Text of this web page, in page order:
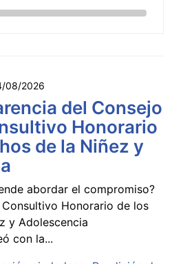
08/2026
del Consejo
Honorario
de la Niñez y
abordar el compromiso?
Honorario de los
y Adolescencia
con la...